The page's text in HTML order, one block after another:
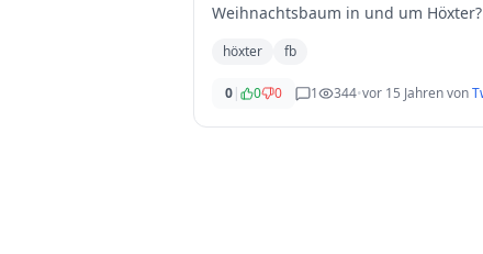
Weihnachtsbaum in und um
höxter fb
0| 0 0 1 344•vor 15 Jahrenvon